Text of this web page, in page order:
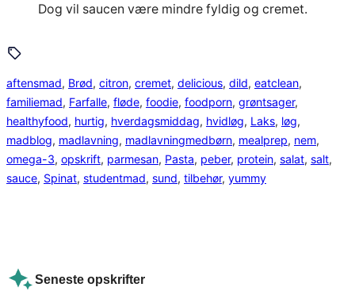
Dog vil saucen være mindre fyldig og cremet.
aftensmad, Brød, citron, cremet, delicious, dild, eatclean
familiemad, Farfalle, fløde, foodie, foodporn, grøntsager
healthyfood, hurtig, hverdagsmiddag, hvidløg, Laks, løg
madblog, madlavning, madlavningmedbørn, mealprep, nem
omega-3, opskrift, parmesan, Pasta, peber, protein, salat, salt
sauce, Spinat, studentmad, sund, tilbehør, yummy
Seneste opskrifter